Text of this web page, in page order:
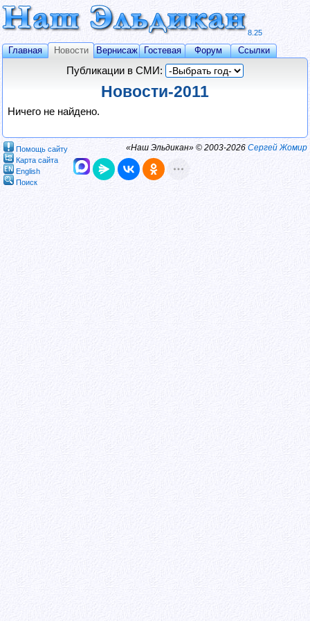
8.25
Главная Новости Вернисаж Гостевая Форум Ссылки
Публикации в СМИ:
Новости-2011
Ничего не найдено.
Помощь сайту
Карта сайта
English
Поиск
«Наш Эльдикан» © 2003-2026 Сергей Жомир